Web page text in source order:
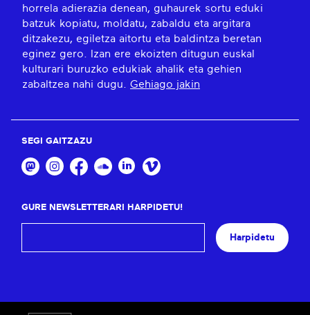
horrela adierazia denean, guhaurek sortu eduki
batzuk kopiatu, moldatu, zabaldu eta argitara
ditzakezu, egiletza aitortu eta baldintza beretan
eginez gero. Izan ere ekoizten ditugun euskal
kulturari buruzko edukiak ahalik eta gehien
zabaltzea nahi dugu. Gehiago jakin
SEGI GAITZAZU
GURE NEWSLETTERARI HARPIDETU!
Harpidetu